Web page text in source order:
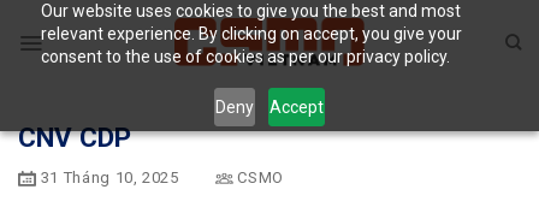
Our website uses cookies to give you the best and most
relevant experience. By clicking on accept, you give your
consent to the use of cookies as per our privacy policy.
Deny Accept
CNV CDP
31 Tháng 10, 2025 CSMO